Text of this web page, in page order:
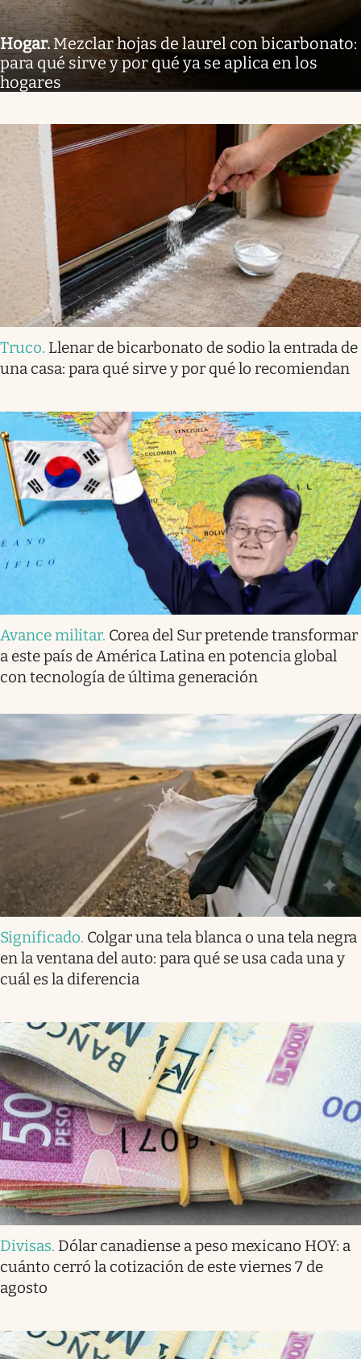
Hogar.Mezclar hojas de laurel con bicarbonato:
para qué sirve y por qué ya se aplica en los
hogares
Truco. Llenar de bicarbonato de sodio la entrada de
una casa: para qué sirve y por qué lo recomiendan
Avance militar. Corea del Sur pretende transformar
a este país de América Latina en potencia global
con tecnología de última generación
Significado. Colgar una tela blanca o una tela negra
en la ventana del auto: para qué se usa cada una y
cuál es la diferencia
Divisas. Dólar canadiense a peso mexicano HOY: a
cuánto cerró la cotización de este viernes 7 de
agosto